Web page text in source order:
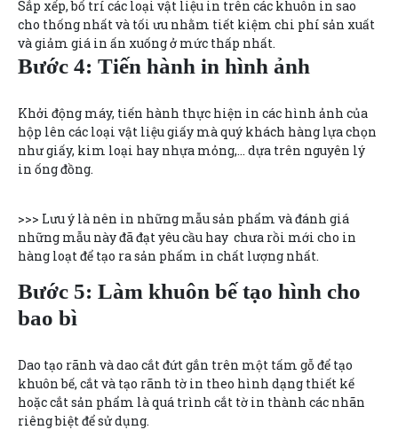
Sắp xếp, bố trí các loại vật liệu in trên các khuôn in sao
cho thống nhất và tối ưu nhằm tiết kiệm chi phí sản xuất
và giảm giá in ấn xuống ở mức thấp nhất.
Bước 4: Tiến hành in hình ảnh
Khởi động máy, tiến hành thực hiện in các hình ảnh của
hộp lên các loại vật liệu giấy mà quý khách hàng lựa chọn
như giấy, kim loại hay nhựa mỏng,… dựa trên nguyên lý
in ống đồng.
>>> Lưu ý là nên in những mẫu sản phẩm và đánh giá
những mẫu này đã đạt yêu cầu hay chưa rồi mới cho in
hàng loạt để tạo ra sản phẩm in chất lượng nhất.
Bước 5: Làm khuôn bế tạo hình cho
bao bì
Dao tạo rãnh và dao cắt đứt gắn trên một tấm gỗ để tạo
khuôn bế, cắt và tạo rãnh tờ in theo hình dạng thiết kế
hoặc cắt sản phẩm là quá trình cắt tờ in thành các nhãn
riêng biệt để sử dụng.